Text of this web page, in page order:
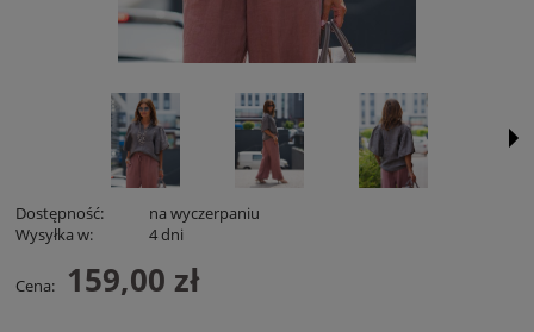
Dostępność:
na wyczerpaniu
Wysyłka w:
4 dni
Cena: 159,00 zł